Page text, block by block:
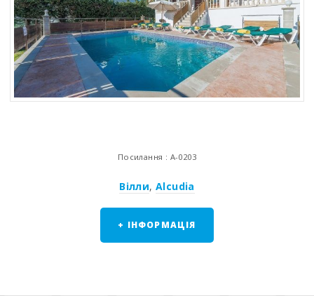
Посилання : A-0203
Вілли, Alcudia
+ ІНФОРМАЦІЯ